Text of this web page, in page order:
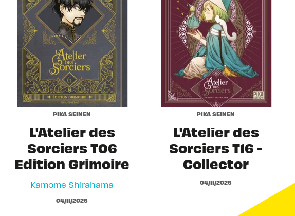
PIKA SEINEN
L'Atelier des
Sorciers T06
Edition Grimoire
Kamome Shirahama
04/11/2026
PIKA SEINEN
L'Atelier des
Sorciers T16 -
Collector
04/11/2026